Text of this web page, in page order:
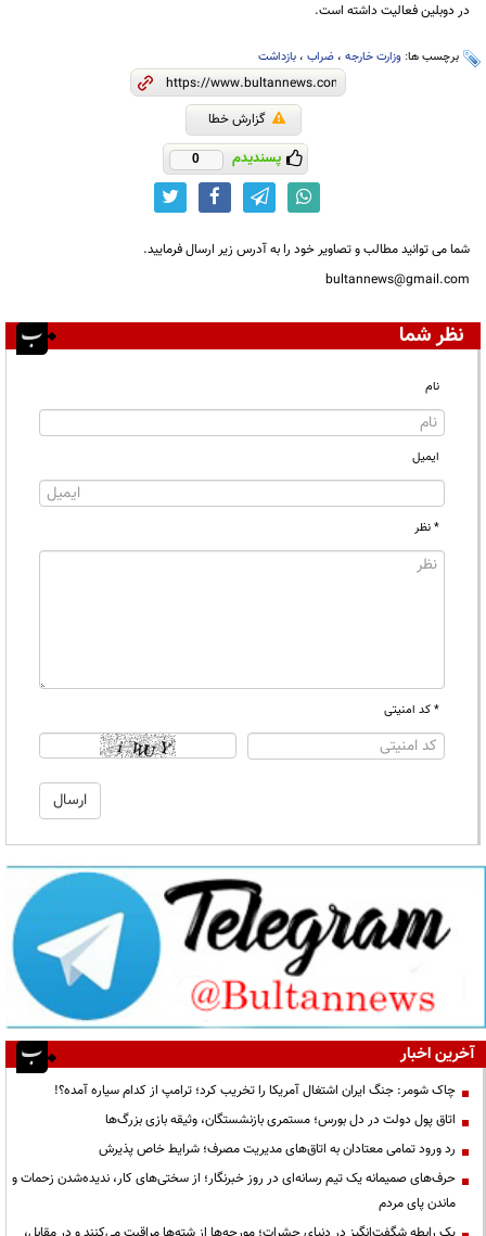
در دوبلین فعالیت داشته است.
برچسب ها: وزارت خارجه ، ضراب ، بازداشت
گزارش خطا
پسندیدم 0
شما می توانید مطالب و تصاویر خود را به آدرس زیر ارسال فرمایید.
bultannews@gmail.com
نظر شما
نام
ایمیل
* نظر
* کد امنیتی
آخرین اخبار
چاک شومر: جنگ ایران اشتغال آمریکا را تخریب کرد؛ ترامپ از کدام سیاره آمده؟!
اتاق پول دولت در دل بورس؛ مستمری بازنشستگان، وثیقه بازی بزرگ‌ها
رد ورود تمامی معتادان به اتاق‌های مدیریت مصرف؛ شرایط خاص پذیرش
حرف‌های صمیمانه یک تیم رسانه‌ای در روز خبرنگار؛ از سختی‌های کار، ندیده‌شدن زحمات و
ماندن پای مردم